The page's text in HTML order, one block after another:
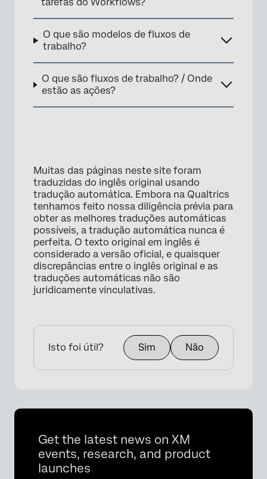
O que são modelos de fluxos de
trabalho?
O que são fluxos de trabalho? / Onde
estão as ações?
Muitas das páginas neste site foram
traduzidas do inglês original usando
tradução automática. Embora na Qualtrics
tenhamos feito nossa diligência prévia para
obter as melhores traduções automáticas
possíveis, a tradução automática nunca é
perfeita. O texto original em inglês é
considerado a versão oficial, e quaisquer
discrepâncias entre o inglês original e as
traduções automáticas não são
juridicamente vinculativas.
Isto foi útil? Sim Não
Get the latest news on XM
events, research, and product
launches